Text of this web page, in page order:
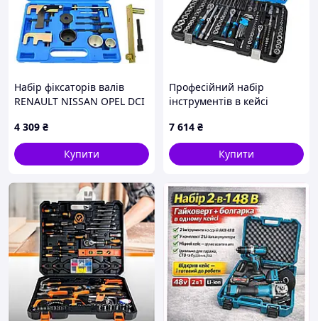
Набір фіксаторів валів
RENAULT NISSAN OPEL DCI
4 309 ₴
Купити
Професійний набір
інструментів в кейсі
CR-V, 233од. wv.
7 614 ₴
Купити